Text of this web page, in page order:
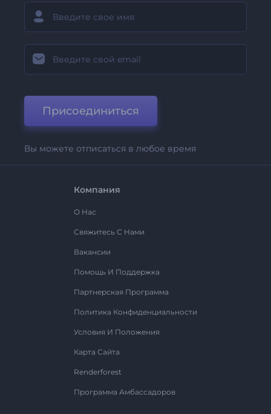
Присоединиться
Вы можете отписаться в любое время
Компания
О Нас
Свяжитесь С Нами
Вакансии
Помощь И Поддержка
Партнерская Программа
Политика Конфиденциальности
Условия И Положения
Карта Сайта
Renderforest
Программа Амбассадоров